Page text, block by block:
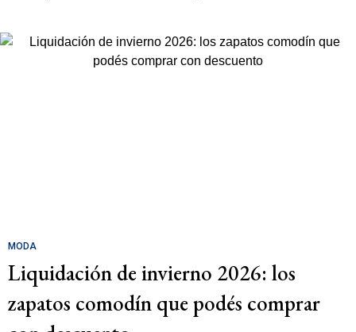
MODA
Liquidación de invierno 2026: los
zapatos comodín que podés comprar